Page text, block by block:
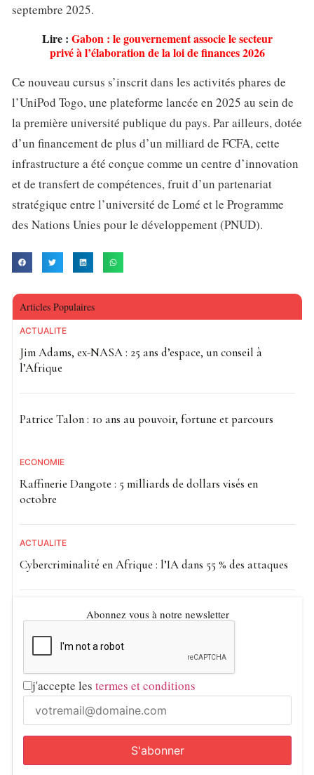
septembre 2025.
Lire : Gabon : le gouvernement associe le secteur
privé à l’élaboration de la loi de finances 2026
Ce nouveau cursus s’inscrit dans les activités phares de
l’UniPod Togo, une plateforme lancée en 2025 au sein de
la première université publique du pays. Par ailleurs, dotée
d’un financement de plus d’un milliard de FCFA, cette
infrastructure a été conçue comme un centre d’innovation
et de transfert de compétences, fruit d’un partenariat
stratégique entre l’université de Lomé et le Programme
des Nations Unies pour le développement (PNUD).
Articles Populaires
ACTUALITE
Jim Adams, ex-NASA : 25 ans d’espace, un conseil à
l’Afrique
Patrice Talon : 10 ans au pouvoir, fortune et parcours
ECONOMIE
Raffinerie Dangote : 5 milliards de dollars visés en
octobre
ACTUALITE
Cybercriminalité en Afrique : l’IA dans 55 % des attaques
Abonnez vous à notre newsletter
j'accepte les termes et conditions